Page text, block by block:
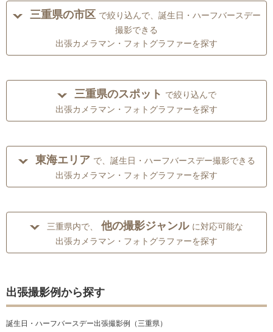
三重県の市区 で絞り込んで、誕生日・ハーフバースデー
撮影できる
出張カメラマン・フォトグラファーを探す
三重県のスポット で絞り込んで
出張カメラマン・フォトグラファーを探す
東海エリア で、誕生日・ハーフバースデー撮影できる
出張カメラマン・フォトグラファーを探す
三重県内で、 他の撮影ジャンル に対応可能な
出張カメラマン・フォトグラファーを探す
出張撮影例から探す
誕生日・ハーフバースデー出張撮影例（三重県）